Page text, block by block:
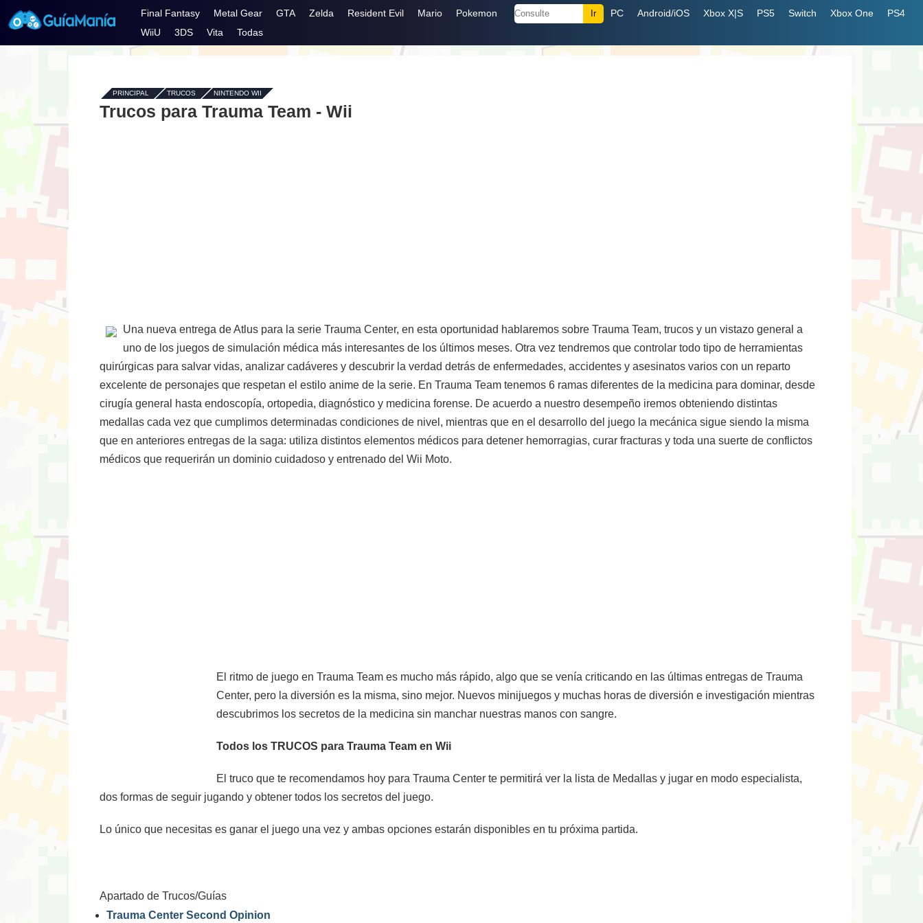
Final Fantasy Metal Gear GTA Zelda Resident Evil Mario Pokemon PC Android/iOS Xbox X|S PS5 Switch Xbox One
PS4
WiiU
3DS Vita Todas
PRINCIPAL - TRUCOS› NINTENDO WII
Trucos para Trauma Team - Wii
Una nueva entrega de Atlus para la serie Trauma Center, en esta oportunidad hablaremos sobre Trauma Team, trucos y un vistazo general a
uno de los juegos de simulación médica más interesantes de los últimos meses. Otra vez tendremos que controlar todo tipo de herramientas
quirúrgicas para salvar vidas, analizar cadáveres y descubrir la verdad detrás de enfermedades, accidentes y asesinatos varios con un reparto
excelente de personajes que respetan el estilo anime de la serie. En Trauma Team tenemos 6 ramas diferentes de la medicina para dominar, desde
cirugía general hasta endoscopía, ortopedia, diagnóstico y medicina forense. De acuerdo a nuestro desempeño iremos obteniendo distintas
medallas cada vez que cumplimos determinadas condiciones de nivel, mientras que en el desarrollo del juego la mecánica sigue siendo la misma
que en anteriores entregas de la saga: utiliza distintos elementos médicos para detener hemorragias, curar fracturas y toda una suerte de conflictos
médicos que requerirán un dominio cuidadoso y entrenado del Wii Moto.
El ritmo de juego en Trauma Team es mucho más rápido, algo que se venía criticando en las últimas entregas de Trauma
Center, pero la diversión es la misma, sino mejor. Nuevos minijuegos y muchas horas de diversión e investigación mientras
descubrimos los secretos de la medicina sin manchar nuestras manos con sangre.
Todos los TRUCOS para Trauma Team en Wii
El truco que te recomendamos hoy para Trauma Center te permitirá ver la lista de Medallas y jugar en modo especialista,
dos formas de seguir jugando y obtener todos los secretos del juego.
Lo único que necesitas es ganar el juego una vez y ambas opciones estarán disponibles en tu próxima partida.
Apartado de Trucos/Guías
Trauma Center Second Opinion